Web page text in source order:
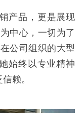
产品，更是展现
中心，一切为了
公司组织的大型
始终以专业精神
赖。